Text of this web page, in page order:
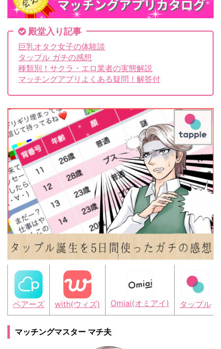
殿堂入り記事
巨乳オタク女子の体験談
タップル ガチの感想
種類別！サクラ・エロ業者の実態解説
マッチングアプリよくある疑問！解答付
ペアーズ with(ウィズ) Omiai(オミアイ) タップル
マッチングマスター マチ夫